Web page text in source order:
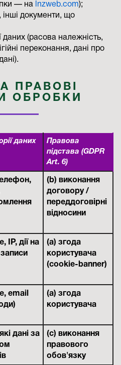
— на
lnzweb.com);
інші документи, що
даних (расова належність,
переконання, дані про
ПРАВОВІ
ОБРОБКИ
даних
Правова
підстава (GDPR
Art. 6)
(b) виконання
договору /
переддоговірні
відносини
IP, дії на
записи
(a) згода
користувача
(cookie-banner)
email
(a) згода
користувача
дані за
(c) виконання
правового
обов'язку